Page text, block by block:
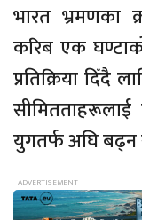
भारत भ्रमणका
करिब एक
प्रतिक्रिया दिँदै
युगतर्फ अघि